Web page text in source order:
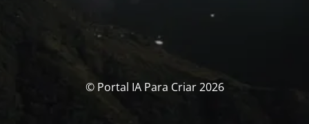
© Portal IA Para Criar 2026